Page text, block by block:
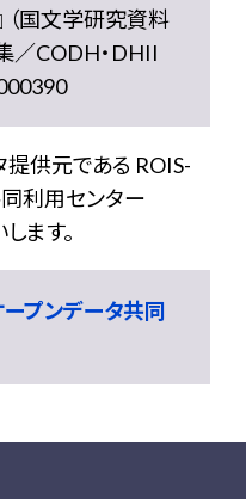
（国文学研究資料
／CODH・DHII
提供元である ROIS-
利用センター
ます。
プンデータ共同